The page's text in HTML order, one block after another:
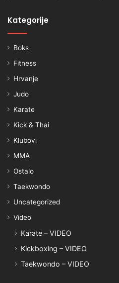
Kategorije
Boks
Fitness
Hrvanje
Judo
Karate
Kick & Thai
Klubovi
MMA
Ostalo
Taekwondo
Uncategorized
Video
Karate – VIDEO
Kickboxing – VIDEO
Taekwondo – VIDEO